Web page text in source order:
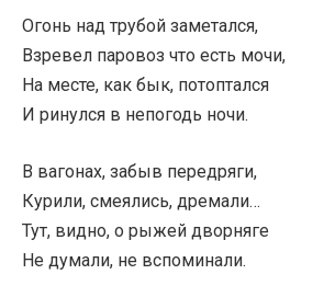
Огонь над трубой заметался,
Взревел паровоз что есть мочи,
На месте, как бык, потоптался
И ринулся в непогодь ночи.
В вагонах, забыв передряги,
Курили, смеялись, дремали…
Тут, видно, о рыжей дворняге
Не думали, не вспоминали.